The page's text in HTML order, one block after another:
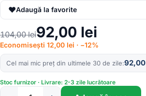
♥Adaugă la favorite
104,00lei92,00 lei
Economisești 12,00 lei · −12%
Cel mai mic preț din ultimele 30 de zile 92,00
Stoc furnizor · Livrare: 2-3 zile lucrătoare